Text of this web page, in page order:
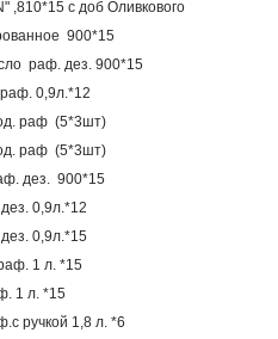
,810*15 с доб Оливкового
900*15
раф. дез. 900*15
0,9л.*12
раф (5*3шт)
раф (5*3шт)
дез. 900*15
0,9л.*12
0,9л.*15
1 л. *15
1 л. *15
ручкой 1,8 л. *6